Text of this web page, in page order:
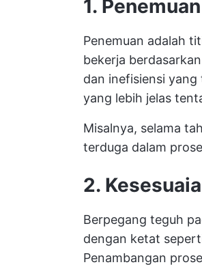
1. Penemuan
Penemuan adalah
bekerja
dan inefisiensi
yang lebih jelas
Misalnya, selama
terduga dalam
2.
Berpegang teguh
dengan ketat
Penambangan